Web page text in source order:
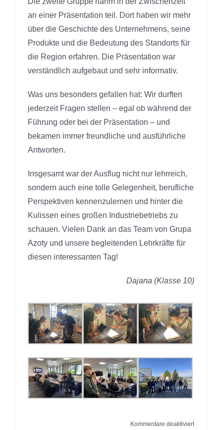
an einer Präsentation teil. Dort haben wir mehr
über die Geschichte des Unternehmens, seine
Produkte und die Bedeutung des Standorts für
die Region erfahren. Die Präsentation war
verständlich aufgebaut und sehr informativ.
Was uns besonders gefallen hat: Wir durften
jederzeit Fragen stellen – egal ob während der
Führung oder bei der Präsentation – und
bekamen immer freundliche und ausführliche
Antworten.
Insgesamt war der Ausflug nicht nur lehrreich,
sondern auch eine tolle Gelegenheit, berufliche
Perspektiven kennenzulernen und hinter die
Kulissen eines großen Industriebetriebs zu
schauen. Vielen Dank an das Team von Grupa
Azoty und unsere begleitenden Lehrkräfte für
diesen interessanten Tag!
Dajana (Klasse 10)
Kommentare deaktiviertfür